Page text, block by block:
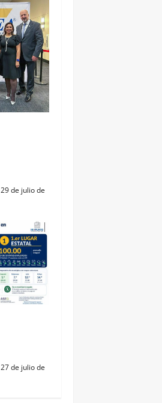
29 de julio de
27 de julio de